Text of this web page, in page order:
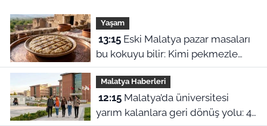
Yaşam
13:15Eski Malatya pazar masaları
bu kokuyu bilir: Kimi pekmezle
yedi kimi yağla, işte o harle
Malatya Haberleri
12:15Malatya’da üniversitesi
yarım kalanlara geri dönüş yolu: 4